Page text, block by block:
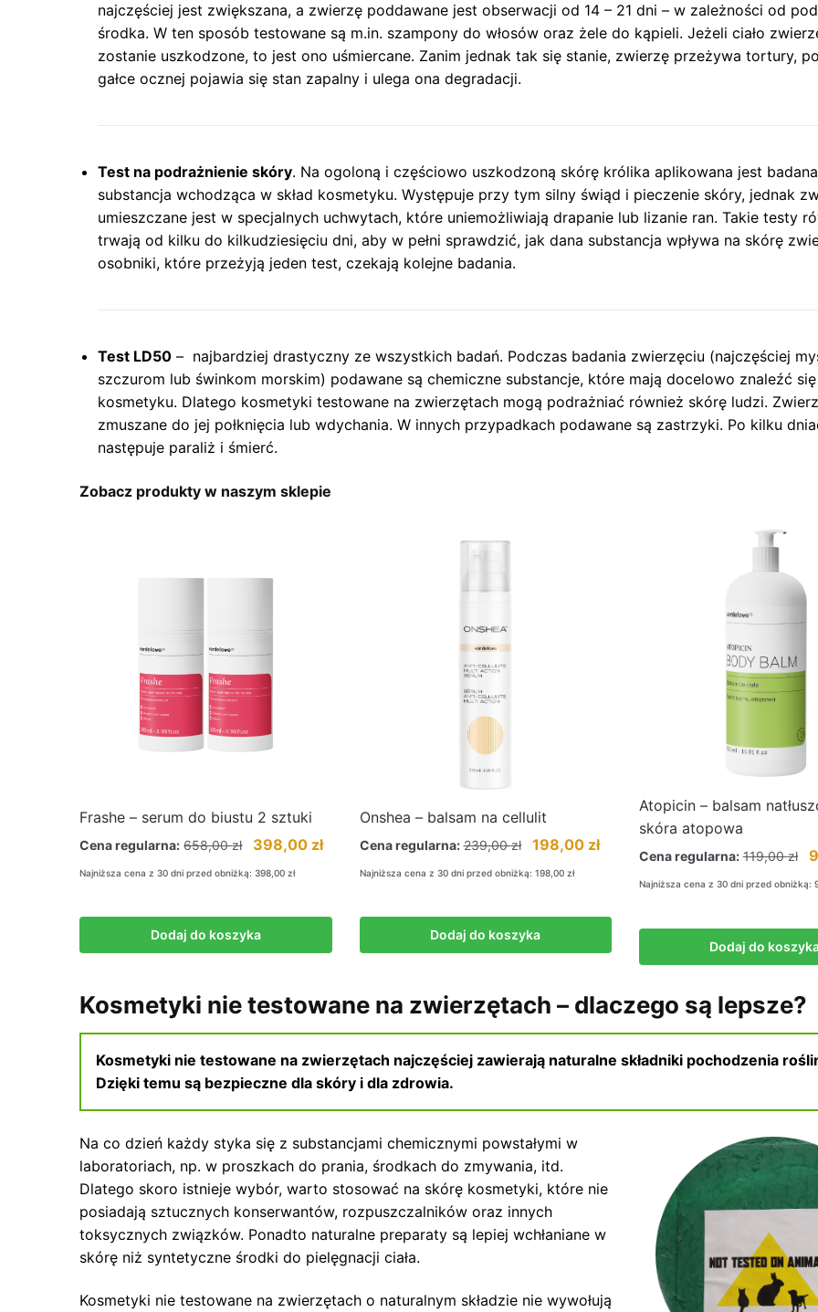
najczęściej jest zwiększana, a zwierzę poddawane jest obserwacji od 14 – 21 dni – w zależności od
środka. W ten sposób testowane są m.in. szampony do włosów oraz żele do kąpieli. Jeżeli ciało
zostanie uszkodzone, to jest ono uśmiercane. Zanim jednak tak się stanie, zwierzę przeżywa tortury,
gałce ocznej pojawia się stan zapalny i ulega ona degradacji.
Test na podrażnienie skóry. Na ogoloną i częściowo uszkodzoną skórę królika aplikowana jest badana
substancja wchodząca w skład kosmetyku. Występuje przy tym silny świąd i pieczenie skóry, jednak
umieszczane jest w specjalnych uchwytach, które uniemożliwiają drapanie lub lizanie ran. Takie testy
trwają od kilku do kilkudziesięciu dni, aby w pełni sprawdzić, jak dana substancja wpływa na skórę
osobniki, które przeżyją jeden test, czekają kolejne badania.
Test LD50 – najbardziej drastyczny ze wszystkich badań. Podczas badania zwierzęciu (najczęściej
szczurom lub świnkom morskim) podawane są chemiczne substancje, które mają docelowo znaleźć
kosmetyku. Dlatego kosmetyki testowane na zwierzętach mogą podrażniać również skórę ludzi.
zmuszane do jej połknięcia lub wdychania. W innych przypadkach podawane są zastrzyki. Po kilku
następuje paraliż i śmierć.
Zobacz produkty w naszym sklepie
Frashe – serum do biustu 2 sztuki
Cena regularna: 658,00zł
Pierwotna
wynosiła:
398,00 złAktualna
wynosi:
Najniższa cena z 30 dni przed obniżką:398,00zł
Dodaj do koszyka
Onshea – balsam na cellulit
Cena regularna: 239,00zł
Pierwotna
wynosiła:
198,00 złAktualna
wynosi:
Najniższa cena z 30 dni przed obniżką: 198,00 zł
Dodaj do koszyka
Atopicin – balsam
skóra atopowa
Cena regularna: 119,00zł
Najniższa cena z 30 dni przed obniżką:
Dodaj do
Kosmetyki nie testowane na zwierzętach – dlaczego są lepsze?
Kosmetyki nie testowane na zwierzętach najczęściej zawierają naturalne składniki pochodzenia
Dzięki temu są bezpieczne dla skóry i dla zdrowia.
Na co dzień każdy styka się z substancjami chemicznymi powstałymi w
laboratoriach, np. w proszkach do prania, środkach do zmywania, itd.
Dlatego skoro istnieje wybór, warto stosować na skórę kosmetyki, które nie
posiadają sztucznych konserwantów, rozpuszczalników oraz innych
toksycznych związków. Ponadto naturalne preparaty są lepiej wchłaniane w
skórę niż syntetyczne środki do pielęgnacji ciała.
Kosmetyki nie testowane na zwierzętach o naturalnym składzie nie wywołują